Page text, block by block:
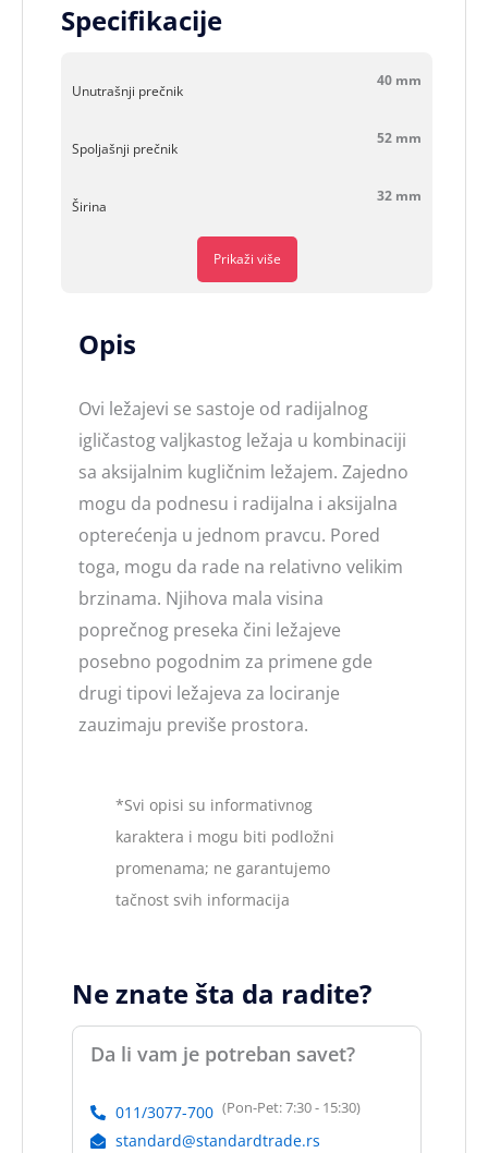
Specifikacije
Unutrašnji prečnik
40 mm
Spoljašnji prečnik
52 mm
Širina
32 mm
Prikaži više
Opis
Ovi ležajevi se sastoje od radijalnog
igličastog valjkastog ležaja u kombinaciji
sa aksijalnim kugličnim ležajem. Zajedno
mogu da podnesu i radijalna i aksijalna
opterećenja u jednom pravcu. Pored
toga, mogu da rade na relativno velikim
brzinama. Njihova mala visina
poprečnog preseka čini ležajeve
posebno pogodnim za primene gde
drugi tipovi ležajeva za lociranje
zauzimaju previše prostora.
*Svi opisi su informativnog
karaktera i mogu biti podložni
promenama; ne garantujemo
tačnost svih informacija
Ne znate šta da radite?
Da li vam je potreban savet?
011/3077-700 (Pon-Pet: 7:30 - 15:30)
standard@standardtrade.rs